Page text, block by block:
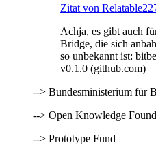
Zitat von
Achja, es gibt auch
Bridge, die sich
so unbekannt ist:
v0.1.0 (github.com)
--> Bundesministerium für
--> Open Knowledge
--> Prototype Fund